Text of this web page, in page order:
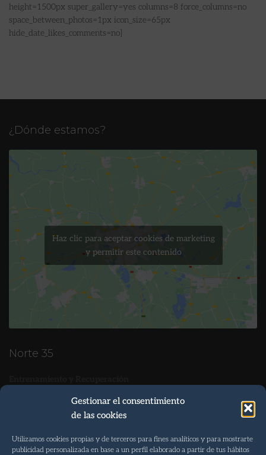
Gestionar el consentimiento
de las cookies
Utilizamos cookies propias y de terceros para fines analíticos y para mostrarte
publicidad personalizada en base a un perfil elaborado a partir de tus hábitos
height=1500px super_gallery=yes columns=8 force_columns=no
space_between_photos=1px icon_size=65px
hide_date_likes_comments=no]
¿Dónde estamos?
Haz clic para aceptar cookies de marketing
y permitir este contenido
Norte 35
Móvil 647 99 82 63
info@norte35.com